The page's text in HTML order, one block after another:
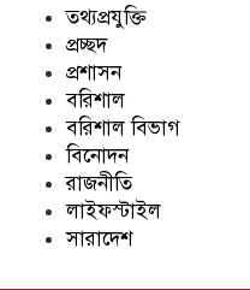
তথ্যপ্রযুক্তি
প্রচ্ছদ
প্রশাসন
বরিশাল
বরিশাল বিভাগ
বিনোদন
রাজনীতি
লাইফস্টাইল
সারাদেশ